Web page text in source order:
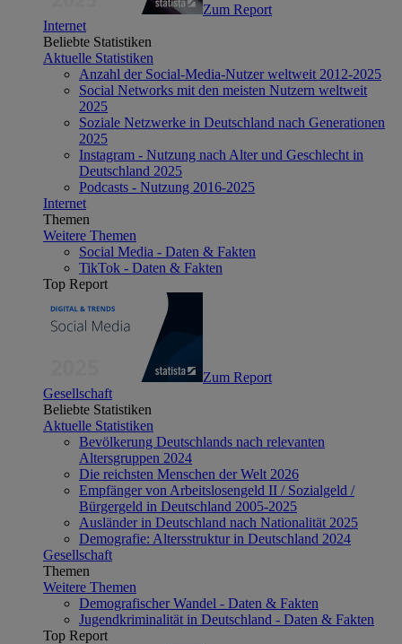
Zum Report
Internet
Beliebte Statistiken
Aktuelle Statistiken
Anzahl der Social-Media-Nutzer weltweit 2012-2025
Social Networks mit den meisten Nutzern weltweit
2025
Soziale Netzwerke in Deutschland nach Generationen
2025
Instagram - Nutzung nach Alter und Geschlecht in
Deutschland 2025
Podcasts - Nutzung 2016-2025
Internet
Themen
Weitere Themen
Social Media - Daten & Fakten
TikTok - Daten & Fakten
Top Report
Zum Report
Gesellschaft
Beliebte Statistiken
Aktuelle Statistiken
Bevölkerung Deutschlands nach relevanten
Altersgruppen 2024
Die reichsten Menschen der Welt 2026
Empfänger von Arbeitslosengeld II / Sozialgeld /
Bürgergeld in Deutschland 2005-2025
Ausländer in Deutschland nach Nationalität 2025
Demografie: Altersstruktur in Deutschland 2024
Gesellschaft
Themen
Weitere Themen
Demografischer Wandel - Daten & Fakten
Jugendkriminalität in Deutschland - Daten & Fakten
Top Report